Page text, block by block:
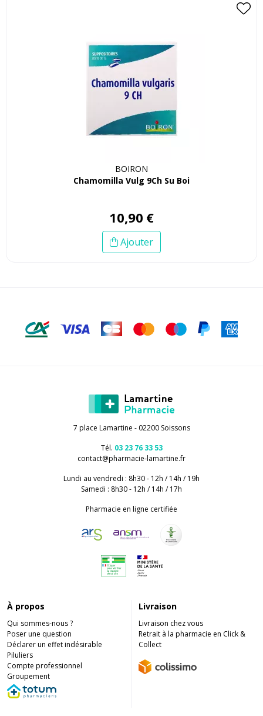
BOIRON
Chamomilla Vulg 9Ch Su Boi
10,90 €
Ajouter
7 place Lamartine - 02200 Soissons
Tél. 03 23 76 33 53
contact@pharmacie-lamartine.fr
Lundi au vendredi : 8h30 - 12h / 14h / 19h
Samedi : 8h30 - 12h / 14h / 17h
Pharmacie en ligne certifiée
À propos
Qui sommes-nous ?
Poser une question
Déclarer un effet indésirable
Piluliers
Compte professionnel
Groupement
Livraison
Livraison chez vous
Retrait à la pharmacie en Click &
Collect